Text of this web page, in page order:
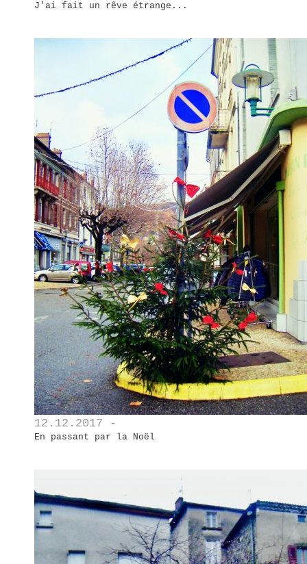
J'ai fait un rêve étrange...
12.12.2017 -
En passant par la Noël